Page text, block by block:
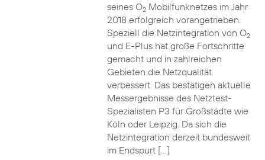
seines O2Mobilfunknetzes im Jahr
2018 erfolgreich vorangetrieben.
Speziell die Netzintegration von O2
und E-Plus hat große Fortschritte
gemacht und in zahlreichen
Gebieten die Netzqualität
verbessert. Das bestätigen aktuelle
Messergebnisse des Netztest-
Spezialisten P3 für Großstädte wie
Köln oder Leipzig. Da sich die
Netzintegration derzeit bundesweit
im Endspurt […]